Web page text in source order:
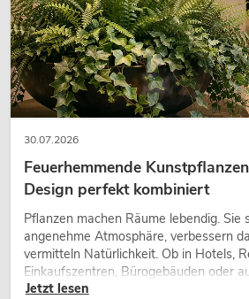
30.07.2026
Feuerhemmende
Design perfekt kombiniert
Pflanzen machen Räume lebendig. Sie
angenehme Atmosphäre, verbessern
vermitteln Natürlichkeit. Ob in Hotels,
Einkaufszentren, Bürogebäuden oder
eine hochwertige Begrünung gehört
Jetzt lesen